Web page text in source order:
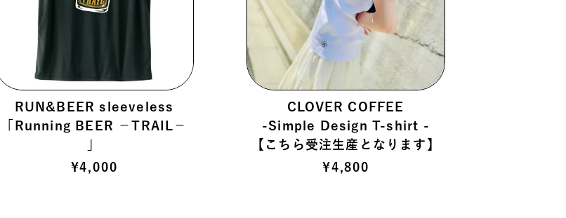
RUN&BEER sleeveless
「Running BEER －TRAIL－
¥4,000
CLOVER COFFEE
-Simple Design T-shirt -
【こちら受注生産となります】
¥4,800